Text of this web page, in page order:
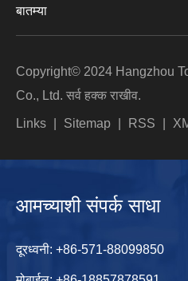
बातम्या
Copyright© 2024 Hangzhou
Co., Ltd. सर्व हक्क राखीव.
Links Sitemap RSS
आमच्याशी संपर्क साधा
दूरध्वनी: +86-571-88099850